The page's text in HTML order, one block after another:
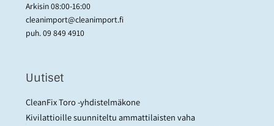
Arkisin 08:00-16:00
cleanimport@cleanimport.fi
puh.09 849 4910
Uutiset
CleanFix Toro -yhdistelmäkone
Kivilattioille suunniteltu ammattilaisten vaha